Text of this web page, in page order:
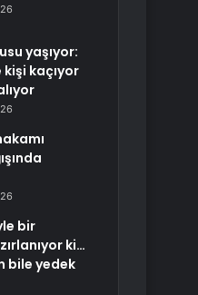
yaşıyor:
kaçıyor
bir
ki…
bile yedek